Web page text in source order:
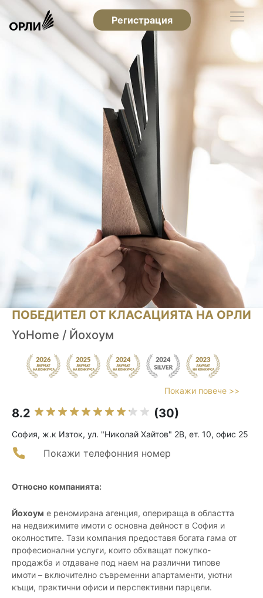
Регистрация
ПОБЕДИТЕЛ ОТ КЛАСАЦИЯТА НА ОРЛИ
YoHome / Йохоум
Покажи повече >>
8.2 (30)
София, ж.к Изток, ул. "Николай Хайтов" 2В, ет. 10, офис 25
Покажи телефонния номер
Относно компанията:
Йохоум е реномирана агенция, оперираща в областта
на недвижимите имоти с основна дейност в София и
околностите. Тази компания предоставя богата гама от
професионални услуги, които обхващат покупко-
продажба и отдаване под наем на различни типове
имоти – включително съвременни апартаменти, уютни
къщи, практични офиси и перспективни парцели.